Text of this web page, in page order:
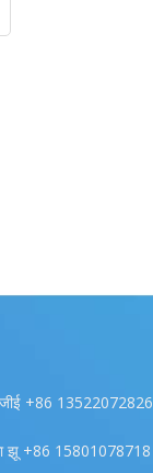
+86 13522072826
झू +86 15801078718